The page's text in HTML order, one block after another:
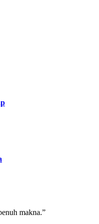
makna.”